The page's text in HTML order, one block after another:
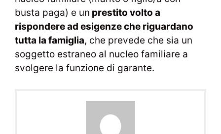
busta paga) e un prestito volto a
rispondere ad esigenze che riguardano
tutta la famiglia, che prevede che sia un
soggetto estraneo al nucleo familiare a
svolgere la funzione di garante.